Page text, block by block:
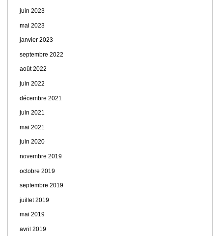
juin 2023
mai 2023
janvier 2023
septembre 2022
août 2022
juin 2022
décembre 2021
juin 2021
mai 2021
juin 2020
novembre 2019
octobre 2019
septembre 2019
juillet 2019
mai 2019
avril 2019